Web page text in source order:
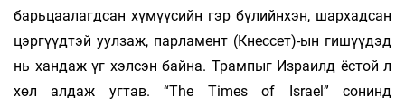
барьцаалагдсан хүмүүсийн гэр бүлийнхэн, шархадсан
цэргүүдтэй уулзаж, парламент (Кнессет)-ын гишүүдэд
нь хандаж үг хэлсэн байна. Трампыг Израилд ёстой л
хөл алдаж угтав. “The Times of Israel” сонинд